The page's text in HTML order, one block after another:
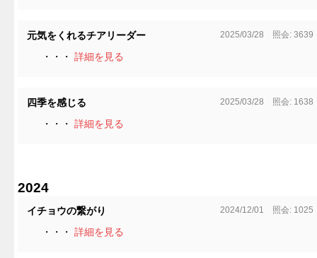
元気をくれるチアリーダー 2025/03/28 照会: 3639
・・・ 詳細を見る
四季を感じる 2025/03/28 照会: 1638
・・・ 詳細を見る
2024
イチョウの繋がり 2024/12/01 照会: 1025
・・・ 詳細を見る